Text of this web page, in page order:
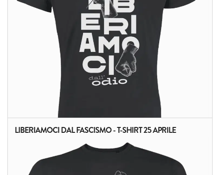
ALTRI PRODOTTI:
LIBERIAMOCI DAL FASCISMO - T-SHIRT 25 APRILE